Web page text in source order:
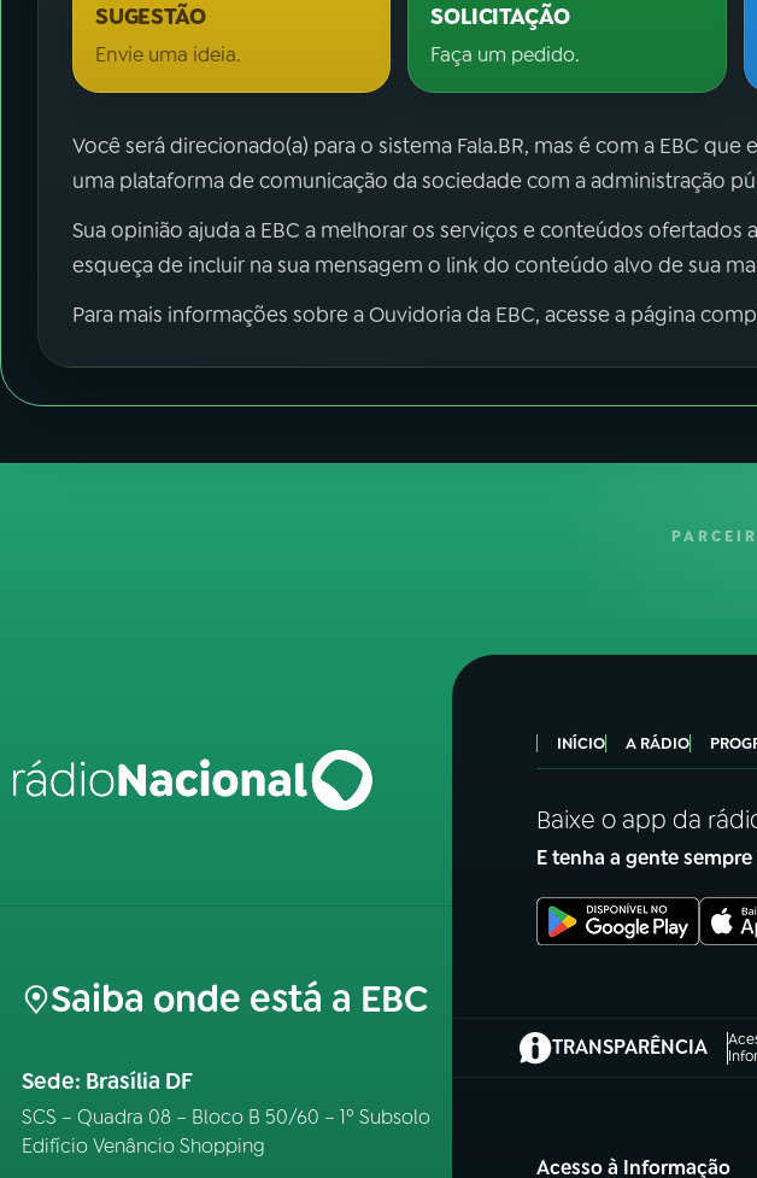
SUGESTÃO
Envie uma ideia.
SOLICITAÇÃO
Faça um pedido.
Você será direcionado(a) para o sistema Fala.BR, mas é com a EBC que
uma plataforma de comunicação da sociedade com a administração
Sua opinião ajuda a EBC a melhorar os serviços e conteúdos ofertados
esqueça de incluir na sua mensagem o link do conteúdo alvo de sua
Para mais informações sobre a Ouvidoria da EBC, acesse a página
Saiba onde está a EBC
Sede: Brasília DF
SCS – Quadra 08 – Bloco B 50/60 – 1º Subsolo
Edifício Venâncio Shopping
INÍCIO A RÁDIO
Baixe o app da
E tenha a gente
TRANSPARÊNCIA
(abre em nova aba)
Acesso à Informação